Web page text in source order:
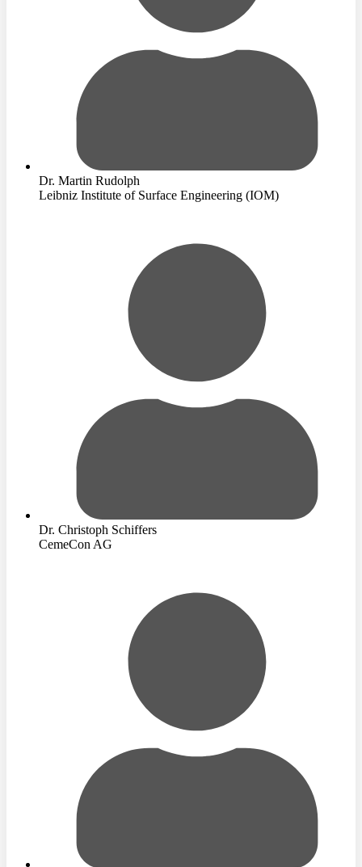
Dr. Martin Rudolph
Leibniz Institute of Surface Engineering (IOM)
Dr. Christoph Schiffers
CemeCon AG